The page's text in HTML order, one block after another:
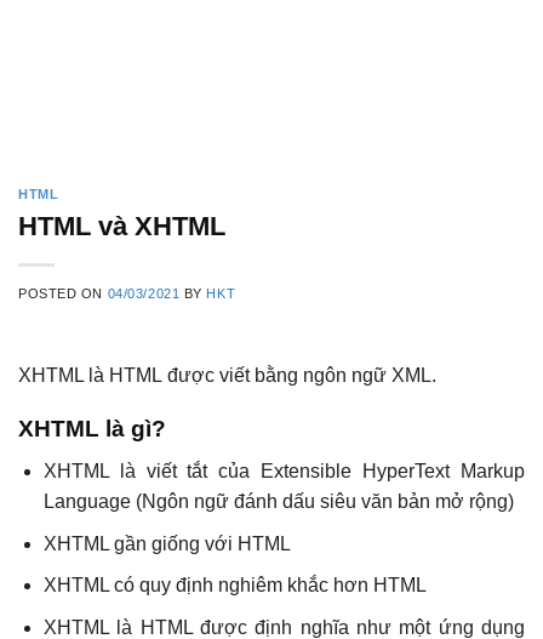
HTML
HTML và XHTML
POSTED ON 04/03/2021 BY HKT
XHTML là HTML được viết bằng ngôn ngữ XML.
XHTML là gì?
XHTML là viết tắt của Extensible HyperText Markup
Language (Ngôn ngữ đánh dấu siêu văn bản mở rộng)
XHTML gần giống với HTML
XHTML có quy định nghiêm khắc hơn HTML
XHTML là HTML được định nghĩa như một ứng dụng